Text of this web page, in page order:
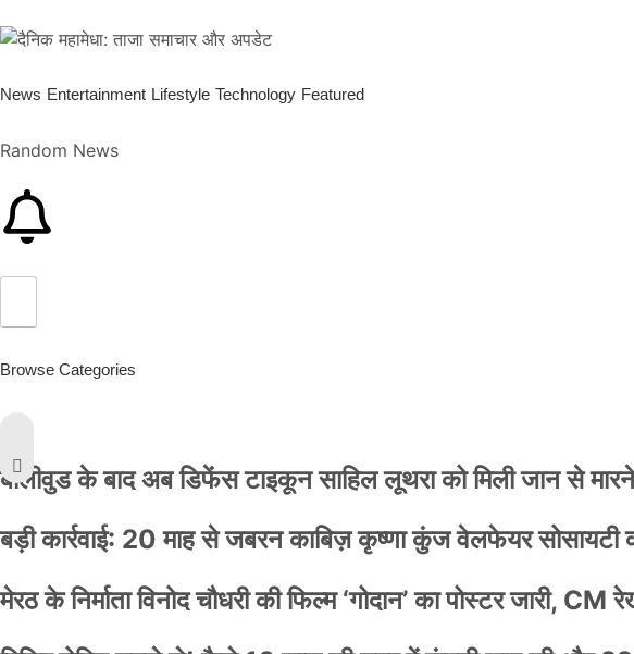
News Entertainment Lifestyle Technology Featured
Random News
Browse Categories
बॉलीवुड के बाद अब डिफेंस टाइकून साहिल लूथरा को मिली जान से
बड़ी कार्रवाई: 20 माह से जबरन काबिज़ कृष्णा कुंज वेलफेयर सोसायटी
मेरठ के निर्माता विनोद चौधरी की फिल्म ‘गोदान’ का पोस्टर जारी,